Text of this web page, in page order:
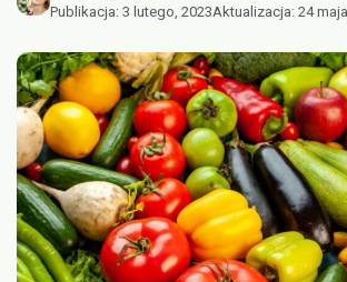
Publikacja: 3 lutego, 2023Aktualizacja: 24